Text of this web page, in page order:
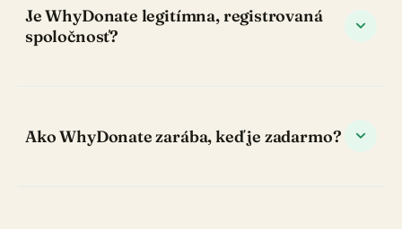
Je WhyDonate legitímna, registrovaná
spoločnosť?
expand_more
Ako WhyDonate zarába, keď je zadarmo? expand_more